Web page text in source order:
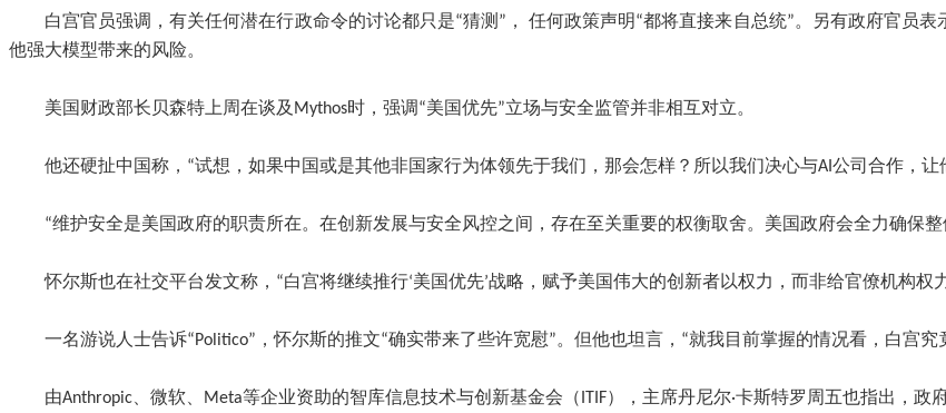
白宫官员强调，有关任何潜在行政命令的讨论都只是“猜测”， 任何政策声明“都将直接来自总统”。另有政府官员
他强大模型带来的风险。
美国财政部长贝森特上周在谈及Mythos时，强调“美国优先”立场与安全监管并非相互对立。
他还硬扯中国称，“试想，如果中国或是其他非国家行为体领先于我们，那会怎样？所以我们决心与AI公司合作，让
“维护安全是美国政府的职责所在。在创新发展与安全风控之间，存在至关重要的权衡取舍。美国政府会全力确保整
怀尔斯也在社交平台发文称，“白宫将继续推行‘美国优先’战略，赋予美国伟大的创新者以权力，而非给官僚机构权
一名游说人士告诉“Politico”，怀尔斯的推文“确实带来了些许宽慰”。但他也坦言，“就我目前掌握的情况看，白宫
由Anthropic、微软、Meta等企业资助的智库信息技术与创新基金会（ITIF），主席丹尼尔·卡斯特罗周五也指出，政